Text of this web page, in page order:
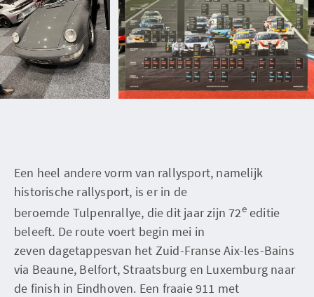
Een heel andere vorm van rallysport, namelijk
historische rallysport, is er in de
beroemde Tulpenrallye, die dit jaar zijn 72eeditie
beleeft. De route voert begin mei in
zeven dagetappesvan het Zuid-Franse Aix-les-Bains
via Beaune, Belfort, Straatsburg en Luxemburg naar
de finish in Eindhoven. Een fraaie 911 met